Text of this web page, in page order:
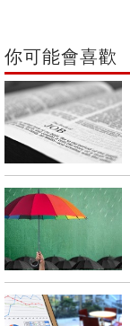
你可能會喜歡